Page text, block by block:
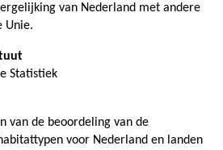
van Nederland met andere
Unie.
Statistiek
van de beoordeling van de
voor Nederland en landen